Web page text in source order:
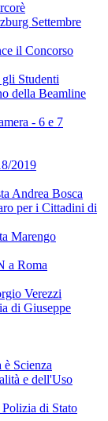
Settembre
il Concorso
Studenti
della Beamline
- 6 e 7
2019
Andrea Bosca
per i Cittadini di
Marengo
a Roma
Verezzi
di Giuseppe
Scienza
e dell'Uso
di Stato